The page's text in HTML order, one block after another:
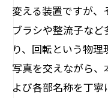
変える装置ですが、
ブラシや整流子な
り、回転という物
写真を交えながら
よび各部名称を丁